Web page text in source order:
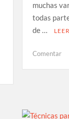
muchas
todas
de …
Comentaren